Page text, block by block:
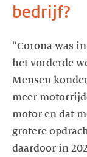
bedrijf?
“Corona was
het vorderde
Mensen
meer
motor en dat
grotere
daardoor in